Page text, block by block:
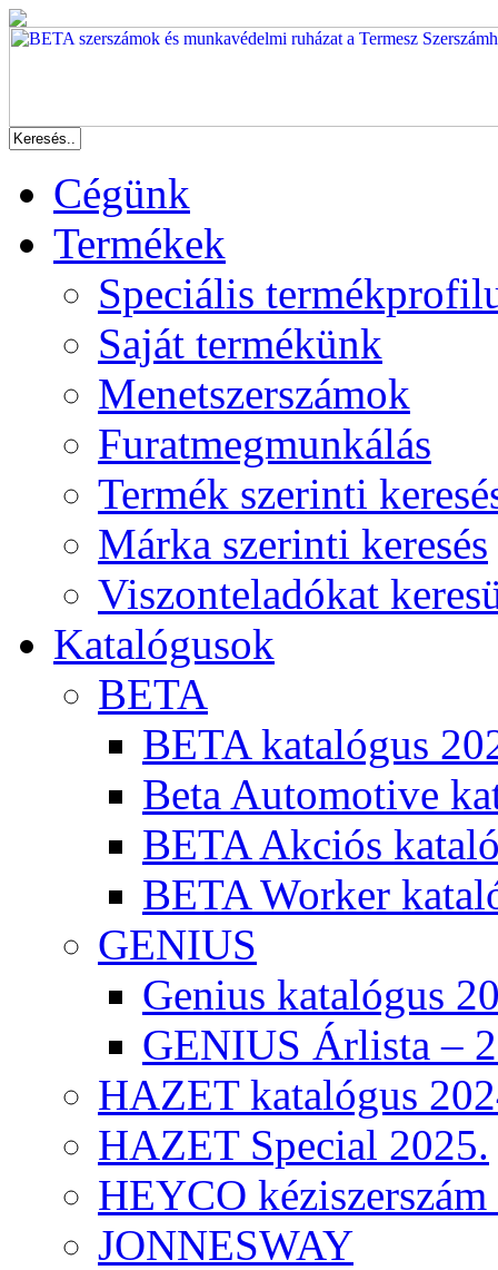
Cégünk
Termékek
Speciális
Saját termékünk
Menetszerszámok
Furatmegmunkálás
Termék szerinti
Márka szerinti keresés
Viszonteladókat
Katalógusok
BETA
BETA katalógus
Beta Automotive
BETA Akciós
BETA Worker
GENIUS
Genius katalógus
GENIUS Árlista –
HAZET katalógus
HAZET Special 2025.
HEYCO
JONNESWAY